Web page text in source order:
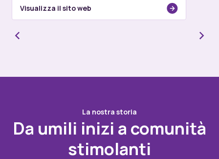
Visualizza il sito web
La nostra storia
Da umili inizi a comunità
stimolanti